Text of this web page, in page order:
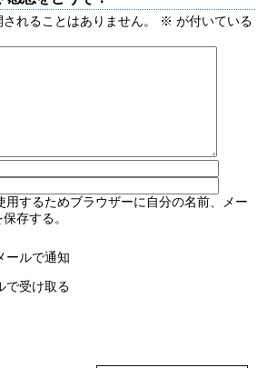
れることはありません。 ※ が付いている
用するためブラウザーに自分の名前、メー
存する。
ールで通知
で受け取る